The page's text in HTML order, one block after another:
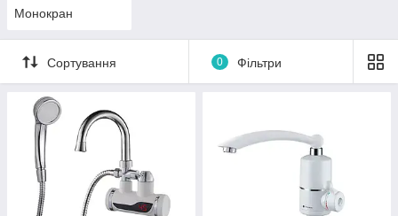
Монокран
Сортування 0 Фільтри